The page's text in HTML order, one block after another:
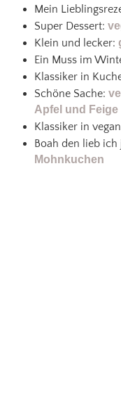
Mein
Super Dessert:
Klein und lecker:
Ein Muss im
Klassiker in
Schöne Sache:
Apfel und Feige
Klassiker in
Boah den lieb ich
Mohnkuchen